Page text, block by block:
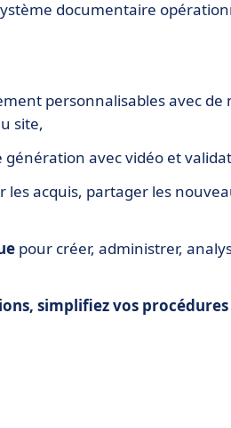
documentaire
personnalisables avec
site,
génération avec vidéo et
les acquis, partager les
pour créer, administrer,
simplifiez vos